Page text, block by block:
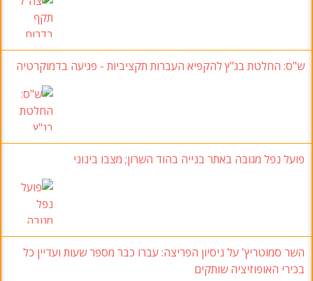
ש"ס: החלטת בג"ץ להקפיא העברות תקציביות - פגיעה בדמוקרטיה
פועל נפל מגובה באתר בנייה בהוד השרון; מצבו בינוני
השר סמוטריץ' על ניסיון הפריצה: עברו כבר מספר שעות ועדיין כל
בכירי האופוזיציה שותקים